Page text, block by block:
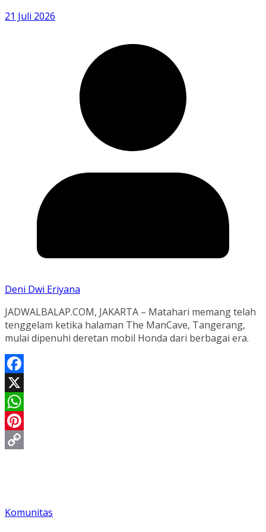
21 Juli 2026
Deni Dwi Eriyana
JADWALBALAP.COM, JAKARTA – Matahari memang telah
tenggelam ketika halaman The ManCave, Tangerang,
mulai dipenuhi deretan mobil Honda dari berbagai era.
Facebook
X
WhatsApp
Pinterest
Komunitas